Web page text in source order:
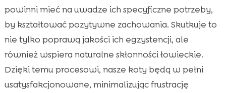
powinni mieć na uwadze ich specyficzne potrzeby,
by kształtować pozytywne zachowania. Skutkuje to
nie tylko poprawą jakości ich egzystencji, ale
również wspiera naturalne skłonności łowieckie.
Dzięki temu procesowi, nasze koty będą w pełni
usatysfakcjonowane, minimalizując frustrację